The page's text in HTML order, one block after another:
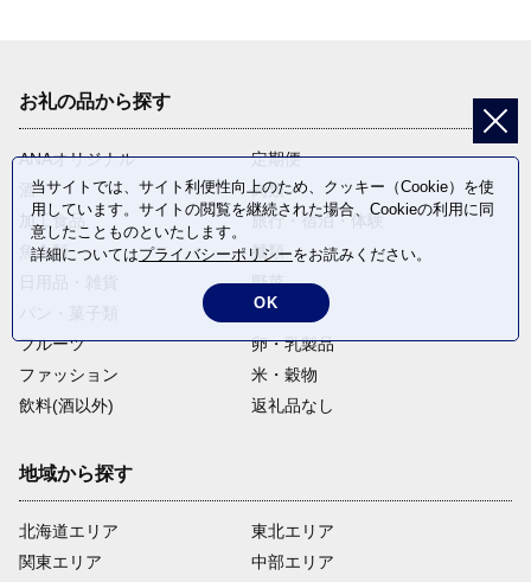
お礼の品から探す
ANAオリジナル
定期便
酒
肉類
加工食品
旅行・宿泊・体験
魚介類
麺類
野菜
電化製品
フルーツ
卵・乳製品
ファッション
米・穀物
飲料(酒以外)
返礼品なし
地域から探す
北海道エリア
関東エリア
東北エリア
中部エリア
当サイトでは、サイト利便性向上のため、クッキー（Cookie）を使
用しています。サイトの閲覧を継続された場合、Cookieの利用に同
意したことものといたします。
詳細についてはプライバシーポリシーをお読みください。
OK